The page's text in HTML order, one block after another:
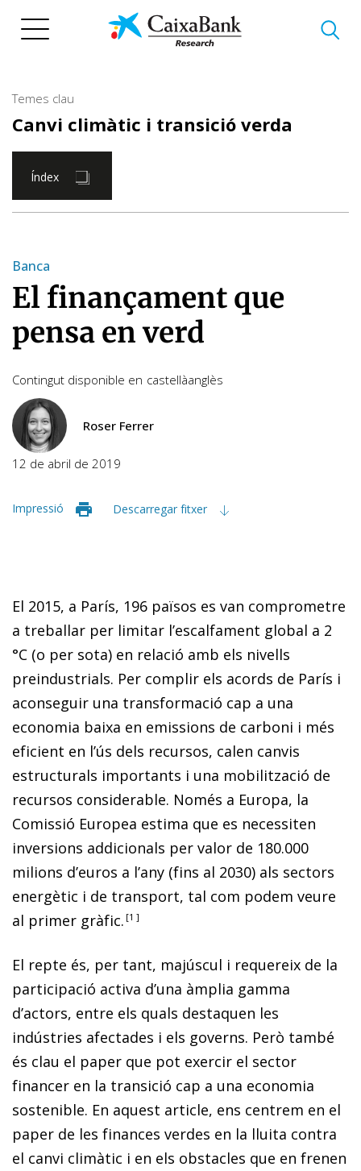
Temes clau
Canvi climàtic i transició verda
Índex
Banca
El finançament que
pensa en verd
Contingut disponible en castellàanglès
Roser Ferrer
12 de abril de 2019
Impressió Descarregar fitxer
El 2015, a París, 196 països es van comprometre
a treballar per limitar l’escalfament global a 2
°C (o per sota) en relació amb els nivells
preindustrials. Per complir els acords de París i
aconseguir una transformació cap a una
economia baixa en emissions de carboni i més
eficient en l’ús dels recursos, calen canvis
estructurals importants i una mobilització de
recursos considerable. Només a Europa, la
Comissió Europea estima que es necessiten
inversions addicionals per valor de 180.000
milions d’euros a l’any (fins al 2030) als sectors
energètic i de transport, tal com podem veure
al primer gràfic. 1
El repte és, per tant, majúscul i requereix de la
participació activa d’una àmplia gamma
d’actors, entre els quals destaquen les
indústries afectades i els governs. Però també
és clau el paper que pot exercir el sector
financer en la transició cap a una economia
sostenible. En aquest article, ens centrem en el
paper de les finances verdes en la lluita contra
el canvi climàtic i en els obstacles que en frenen